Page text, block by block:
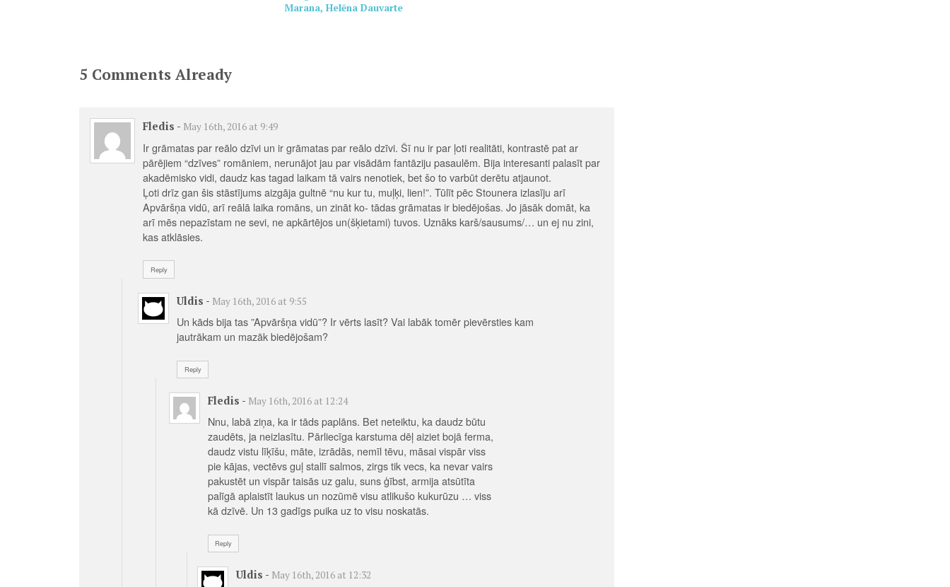
Marana, Helēna Dauvarte
5 Comments Already
Fledis - May 16th, 2016 at 9:49
Ir grāmatas par reālo dzīvi un ir grāmatas par reālo dzīvi. Šī nu ir par ļoti realitāti, kontrastē pat ar
pārējiem “dzīves” romāniem, nerunājot jau par visādām fantāziju pasaulēm. Bija interesanti palasīt par
akadēmisko vidi, daudz kas tagad laikam tā vairs nenotiek, bet šo to varbūt derētu atjaunot.
Ļoti drīz gan šis stāstījums aizgāja gultnē “nu kur tu, muļķi, lien!”. Tūlīt pēc Stounera izlasīju arī
Apvāršņa vidū, arī reālā laika romāns, un zināt ko- tādas grāmatas ir biedējošas. Jo jāsāk domāt, ka
arī mēs nepazīstam ne sevi, ne apkārtējos un(šķietami) tuvos. Uznāks karš/sausums/… un ej nu zini,
kas atklāsies.
Reply
Uldis - May 16th, 2016 at 9:55
Un kāds bija tas ”Apvāršņa vidū”? Ir vērts lasīt? Vai labāk tomēr pievērsties kam
jautrākam un mazāk biedējošam?
Reply
Fledis - May 16th, 2016 at 12:24
Nnu, labā ziņa, ka ir tāds paplāns. Bet neteiktu, ka daudz būtu
zaudēts, ja neizlasītu. Pārliecīga karstuma dēļ aiziet bojā ferma,
daudz vistu līķīšu, māte, izrādās, nemīl tēvu, māsai vispār viss
pie kājas, vectēvs guļ stallī salmos, zirgs tik vecs, ka nevar vairs
pakustēt un vispār taisās uz galu, suns ģībst, armija atsūtīta
palīgā aplaistīt laukus un nozūmē visu atlikušo kukurūzu … viss
kā dzīvē. Un 13 gadīgs puika uz to visu noskatās.
Reply
Uldis - May 16th, 2016 at 12:32